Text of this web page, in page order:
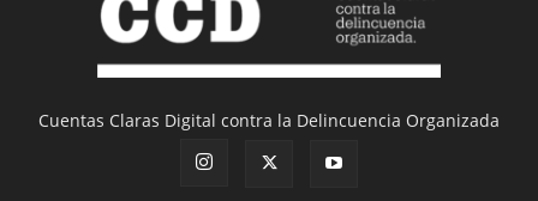
Cuentas Claras Digital contra la Delincuencia Organizada